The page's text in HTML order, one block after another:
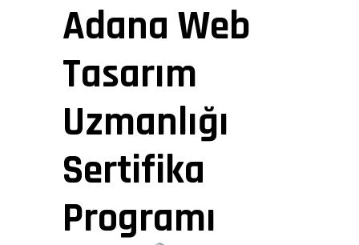
Adana Web
Tasarım
Uzmanlığı
Sertifika
Programı